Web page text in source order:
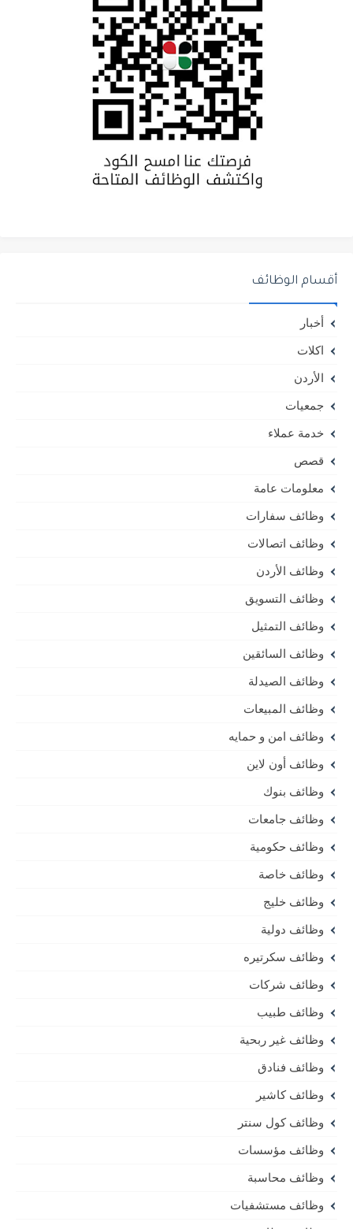
أقسام الوظائف
أخبار
اكلات
الأردن
جمعيات
خدمة عملاء
قصص
معلومات عامة
وظائف سفارات
وظائف اتصالات
وظائف الأردن
وظائف التسويق
وظائف التمثيل
وظائف السائقين
وظائف الصيدلة
وظائف المبيعات
وظائف امن و حمايه
وظائف أون لاين
وظائف بنوك
وظائف جامعات
وظائف حكومية
وظائف خاصة
وظائف خليج
وظائف دولية
وظائف سكرتيره
وظائف شركات
وظائف طبيب
وظائف غير ربحية
وظائف فنادق
وظائف كاشير
وظائف كول سنتر
وظائف مؤسسات
وظائف محاسبة
وظائف مستشفيات